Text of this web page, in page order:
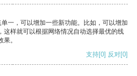
一，可以增加一些新功能。比如，可以增加
这样就可以根据网络情况自动选择最优的线
。
支持[0] 反对[0]